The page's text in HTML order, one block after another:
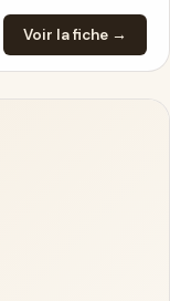
Voir la fiche →